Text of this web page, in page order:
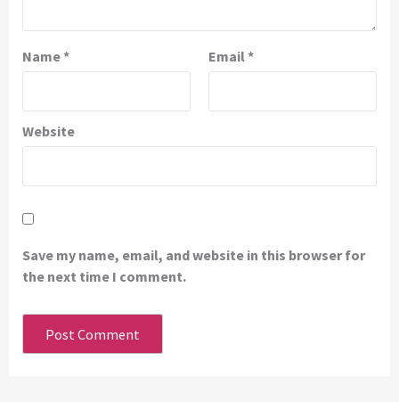
Name* Email*
Website
Save my name, email, and website in this browser for
the next time I comment.